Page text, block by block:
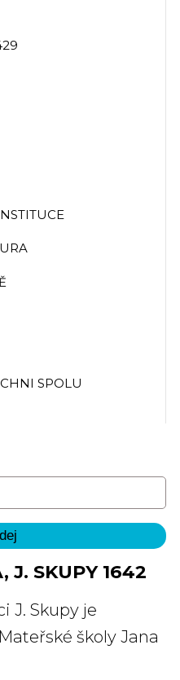
SPOLU
J. SKUPY 1642
J. Skupy je
školy Jana